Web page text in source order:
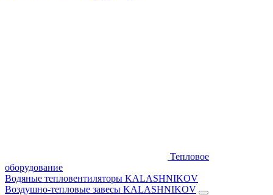
Тепловое
оборудование
Водяные тепловентиляторы KALASHNIKOV
Воздушно-тепловые завесы KALASHNIKOV